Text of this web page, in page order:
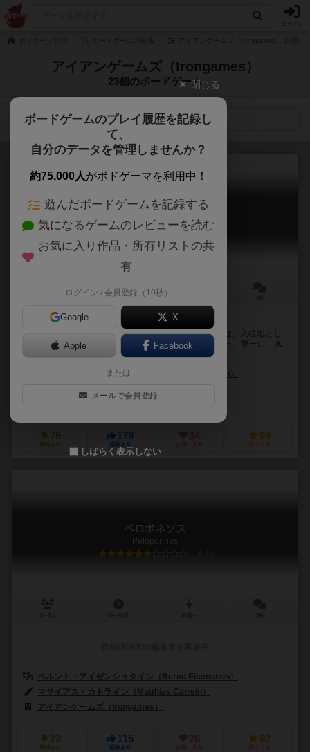
アイアンゲームズ（Irongames）
23個のボードゲーム
検索メニュー
ディスコルディア
Discordia
60～90分
ワーカー160人が、あなたの都市へやって来る！
西暦49年の帝政ローマ。ライン川沿いにある各都市には、入植地とし
て船員、兵士、商人、農民がこぞって集まり始めていた。 第一に、水
道をはじめとするインフラを整備し、土地を...
ベルント・アイゼンシュタイン（Bernd Eisenstein）
75
興味あり
179
経験あり お気に入り
96
持ってる
ペロポネソス
Peloponnes
6.1
ベルント・アイゼンシュタイン（Bernd Eisenstein）
マサイアス・カトライン（Matthias Catrein）
アイアンゲームズ（Irongames）
22
興味あり
115
経験あり
20
お気に入り
92
持ってる
閉じる
ボードゲームのプレイ履歴を記録し
て、
自分のデータを管理しませんか？
約75,000人がボドゲーマを利用中！
遊んだボードゲームを記録する
気になるゲームのレビューを読む
お気に入り作品・所有リストの共
有
ログイン / 会員登録（10秒）
Google X
Apple Facebook
または
メールで会員登録
しばらく表示しない